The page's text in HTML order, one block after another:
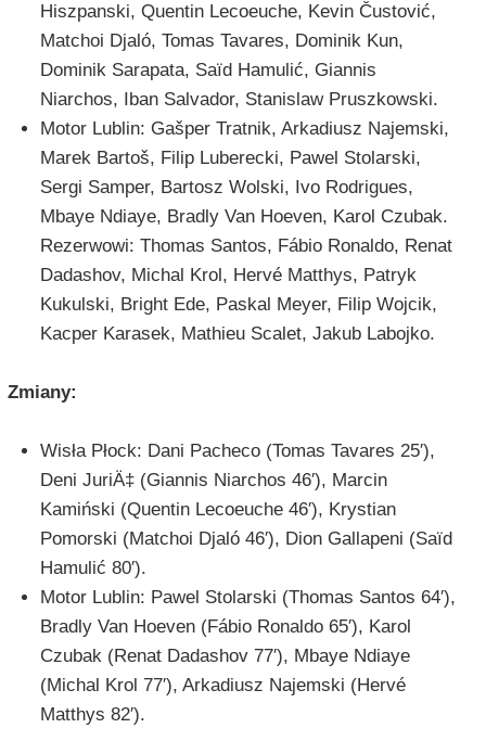
Hiszpanski, Quentin Lecoeuche, Kevin Čustović,
Matchoi Djaló, Tomas Tavares, Dominik Kun,
Dominik Sarapata, Saïd Hamulić, Giannis
Niarchos, Iban Salvador, Stanislaw Pruszkowski.
Motor Lublin: Gašper Tratnik, Arkadiusz Najemski,
Marek Bartoš, Filip Luberecki, Pawel Stolarski,
Sergi Samper, Bartosz Wolski, Ivo Rodrigues,
Mbaye Ndiaye, Bradly Van Hoeven, Karol Czubak.
Rezerwowi: Thomas Santos, Fábio Ronaldo, Renat
Dadashov, Michal Krol, Hervé Matthys, Patryk
Kukulski, Bright Ede, Paskal Meyer, Filip Wojcik,
Kacper Karasek, Mathieu Scalet, Jakub Labojko.
Zmiany:
Wisła Płock: Dani Pacheco (Tomas Tavares 25′),
Deni JuriÄ‡ (Giannis Niarchos 46′), Marcin
Kamiński (Quentin Lecoeuche 46′), Krystian
Pomorski (Matchoi Djaló 46′), Dion Gallapeni (Saïd
Hamulić 80′).
Motor Lublin: Pawel Stolarski (Thomas Santos 64′),
Bradly Van Hoeven (Fábio Ronaldo 65′), Karol
Czubak (Renat Dadashov 77′), Mbaye Ndiaye
(Michal Krol 77′), Arkadiusz Najemski (Hervé
Matthys 82′).